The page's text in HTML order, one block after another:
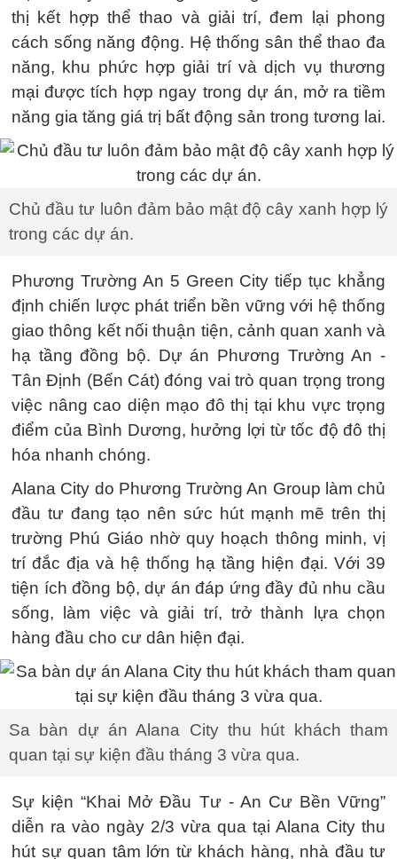
thị kết hợp thể thao và giải trí, đem lại phong
cách sống năng động. Hệ thống sân thể thao đa
năng, khu phức hợp giải trí và dịch vụ thương
mại được tích hợp ngay trong dự án, mở ra tiềm
năng gia tăng giá trị bất động sản trong tương lai.
Chủ đầu tư luôn đảm bảo mật độ cây xanh hợp lý
trong các dự án.
Phương Trường An 5 Green City tiếp tục khẳng
định chiến lược phát triển bền vững với hệ thống
giao thông kết nối thuận tiện, cảnh quan xanh và
hạ tầng đồng bộ. Dự án Phương Trường An -
Tân Định (Bến Cát) đóng vai trò quan trọng trong
việc nâng cao diện mạo đô thị tại khu vực trọng
điểm của Bình Dương, hưởng lợi từ tốc độ đô thị
hóa nhanh chóng.
Alana City do Phương Trường An Group làm chủ
đầu tư đang tạo nên sức hút mạnh mẽ trên thị
trường Phú Giáo nhờ quy hoạch thông minh, vị
trí đắc địa và hệ thống hạ tầng hiện đại. Với 39
tiện ích đồng bộ, dự án đáp ứng đầy đủ nhu cầu
sống, làm việc và giải trí, trở thành lựa chọn
hàng đầu cho cư dân hiện đại.
Sa bàn dự án Alana City thu hút khách tham
quan tại sự kiện đầu tháng 3 vừa qua.
Sự kiện “Khai Mở Đầu Tư - An Cư Bền Vững”
diễn ra vào ngày 2/3 vừa qua tại Alana City thu
hút sự quan tâm lớn từ khách hàng, nhà đầu tư